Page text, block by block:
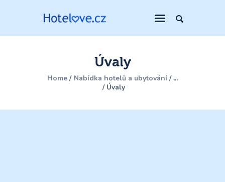
Úvaly
Home Nabídka hotelů a ubytování
...
Úvaly